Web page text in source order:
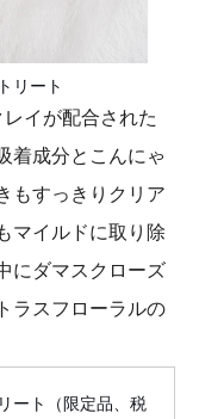
リート
イが配合された
着成分とこんにゃ
もすっきりクリア
マイルドに取り除
にダマスクローズ
ラスフローラルの
ート（限定品、税